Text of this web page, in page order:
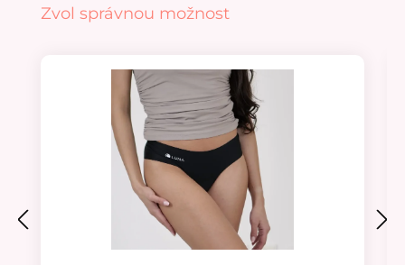
Přeskočit galerii produktů
Zvol správnou možnost